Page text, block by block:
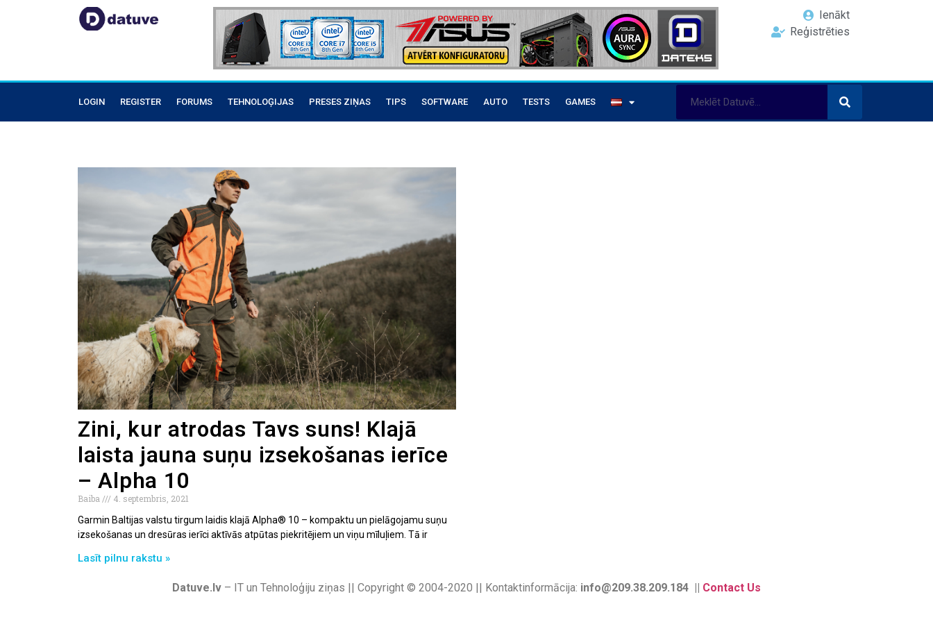
Ienākt
Reģistrēties
LOGIN REGISTER FORUMS TEHNOLOĢIJAS PRESES ZIŅAS TIPS SOFTWARE AUTO TESTS GAMES
Zini, kur atrodas Tavs suns! Klajā
laista jauna suņu izsekošanas ierīce
– Alpha 10
Baiba
4. septembris, 2021
Garmin Baltijas valstu tirgum laidis klajā Alpha® 10 – kompaktu un pielāgojamu suņu
izsekošanas un dresūras ierīci aktīvās atpūtas piekritējiem un viņu mīluļiem. Tā ir
Lasīt pilnu rakstu »
Datuve.lv – IT un Tehnoloģiju ziņas || Copyright © 2004-2020 || Kontaktinformācija: info@209.38.209.184 || Contact Us